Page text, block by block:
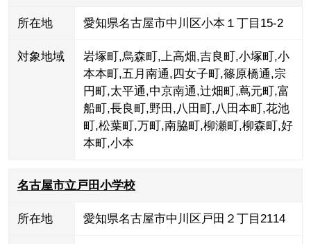
所在地 愛知県名古屋市中川区小本１丁目15-2
対象地域 岩塚町,烏森町, 上高畑,吉良町,小塚町,小
本本町,五月南通,四女子町,篠原橋通,宗
円町,太平通,中京南通,辻畑町,蔦元町,富
船町,長良町,野田 , 八田町, 八田本町,花池
町,松葉町,万町,南脇町,柳瀬町,柳森町,好
本町,小本
名古屋市立戸田小学校
所在地 愛知県名古屋市中川区戸田２丁目2114